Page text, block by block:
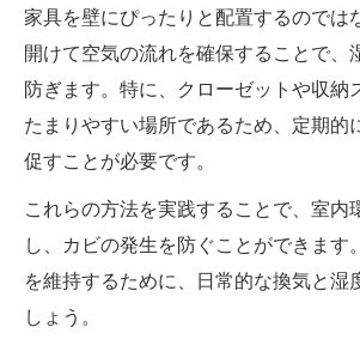
家具を壁にぴったりと配置するのでは
開けて空気の流れを確保することで、
防ぎます。特に、クローゼットや収納
たまりやすい場所であるため、定期的
促すことが必要です。
これらの方法を実践することで、室内
し、カビの発生を防ぐことができます
を維持するために、日常的な換気と湿
しょう。